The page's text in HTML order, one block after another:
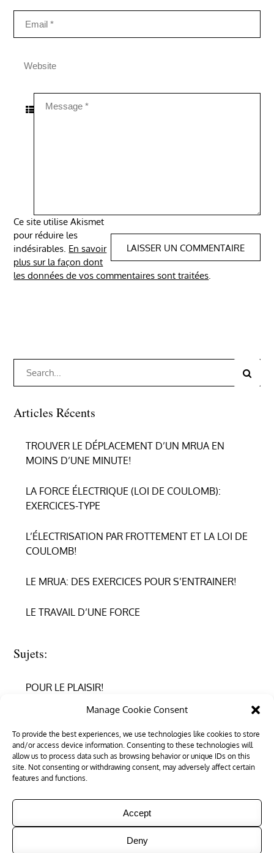
Manage Cookie Consent
To provide the best experiences, we use technologies like cookies to store
and/or access device information. Consenting to these technologies will
allow us to process data such as browsing behavior or unique IDs on this
site. Not consenting or withdrawing consent, may adversely affect certain
features and functions.
Accept
Deny
Ce site utilise Akismet
pour réduire les
indésirables. En savoir
plus sur la façon dont
les données de vos commentaires sont traitées.
for:
Search
Articles Récents
TROUVER LE DÉPLACEMENT D’UN MRUA EN
MOINS D’UNE MINUTE!
LA FORCE ÉLECTRIQUE (LOI DE COULOMB):
EXERCICES-TYPE
L’ÉLECTRISATION PAR FROTTEMENT ET LA LOI DE
COULOMB!
LE MRUA: DES EXERCICES POUR S’ENTRAINER!
LE TRAVAIL D’UNE FORCE
Sujets:
POUR LE PLAISIR!
REPRENDRE CONFIANCE
RÉUSSIR EN PHYSIQUE
RÉUSSIR SON ENTRÉE DANS LE SUPÉRIEUR